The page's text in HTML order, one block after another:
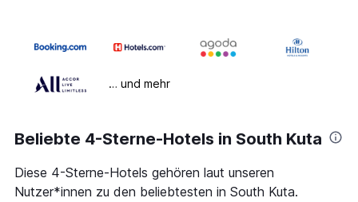
… und mehr
Beliebte 4-Sterne-Hotels in South Kuta
Diese 4-Sterne-Hotels gehören laut unseren
Nutzer*innen zu den beliebtesten in South Kuta.